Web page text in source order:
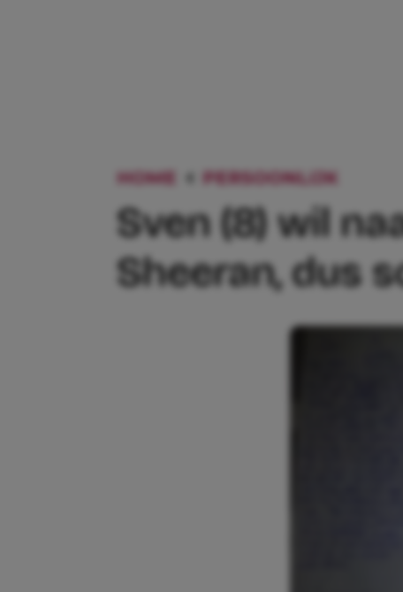
HOME PERSOONLIJK
Sven (8) wil
Sheeran, dus